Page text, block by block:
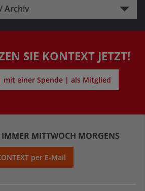
Archiv
SIE KONTEXT JETZT!
mit einer Spende | als Mitglied
IMMER MITTWOCH MORGENS
per E-Mail